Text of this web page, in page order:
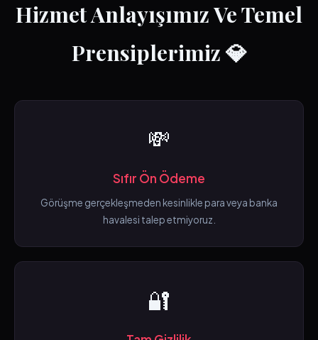
Hizmet Anlayışımız Ve Temel
Prensiplerimiz 💎
💸
Sıfır Ön Ödeme
Görüşme gerçekleşmeden kesinlikle para veya banka
havalesi talep etmiyoruz.
🔐